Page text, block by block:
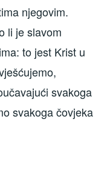
njegovim.
li je slavom
to jest Krist u
svakoga
svakoga čovjeka